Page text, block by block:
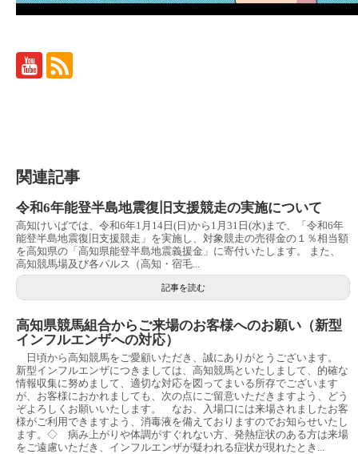
関連記事
令和6年能登半島地震復旧支援競走の実施について
高知けいばでは、令和6年1月14日(日)から1月31日(水)まで、「令和6年
能登半島地震復旧支援競走」を実施し、対象競走の売得金の１％相当額
を高知県の「高知県能登半島地震義援金」に寄付いたします。 また、
高知競馬場及び各パルス（高知・宿毛...
記事を読む
高知県競馬組合からご来場のお客様へのお願い（新型
インフルエンザへの対応）
日頃から高知競馬をご愛顧いただき、誠にありがとうございます。
新型インフルエンザにつきましては、高知競馬といたしまして、的確な
情報収集に努めまして、適切な対応を図ってまいる所存でございます
が、お客様におかれましても、次の点にご留意いただきますよう、どう
ぞよろしくお願いいたします。 なお、入場口には来場されましたお客
様がご利用できますよう、消毒液を備えておりますのでお知らせいたし
ます。◇ 病み上がりや体調がすぐれない方、発熱症状のある方は来場
をご遠慮いただき、インフルエンザが疑われる症状が現れたとき...